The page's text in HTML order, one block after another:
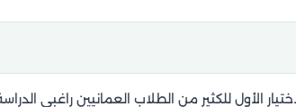
الأول للكثير من الطلاب العمانيين راغبي